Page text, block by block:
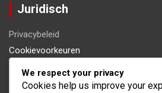
Juridisch
Privacybeleid
Cookievoorkeuren
Ons verhaal
We respect your privacy
Cookies help us improve your